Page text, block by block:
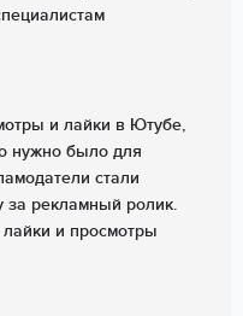
и лайки в Ютубе,
нужно было для
стали
за рекламный ролик.
и просмотры